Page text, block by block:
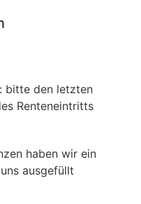
bitte den letzten
Renteneintritts
haben wir ein
ausgefüllt